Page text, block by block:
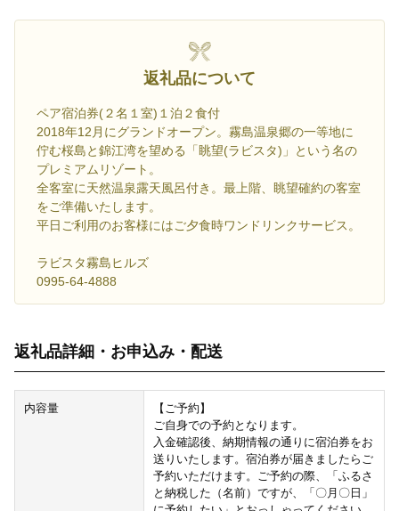
返礼品について
ペア宿泊券(２名１室)１泊２食付
2018年12月にグランドオープン。霧島温泉郷の一等地に
佇む桜島と錦江湾を望める「眺望(ラビスタ)」という名の
プレミアムリゾート。
全客室に天然温泉露天風呂付き。最上階、眺望確約の客室
をご準備いたします。
平日ご利用のお客様にはご夕食時ワンドリンクサービス。
ラビスタ霧島ヒルズ
0995-64-4888
返礼品詳細・お申込み・配送
内容量
【ご予約】
ご自身での予約となります。
入金確認後、納期情報の通りに宿泊券をお
送りいたします。宿泊券が届きましたらご
予約いただけます。ご予約の際、「ふるさ
と納税した（名前）ですが、「〇月〇日」